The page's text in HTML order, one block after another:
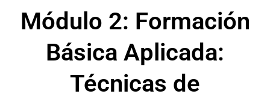
Módulo 2: Formación
Básica Aplicada:
Técnicas de